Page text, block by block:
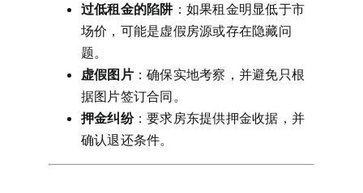
过低租金的陷阱：如果租金明显低于市
场价，可能是虚假房源或存在隐藏问
题。
虚假图片：确保实地考察，并避免只根
据图片签订合同。
押金纠纷：要求房东提供押金收据，并
确认退还条件。